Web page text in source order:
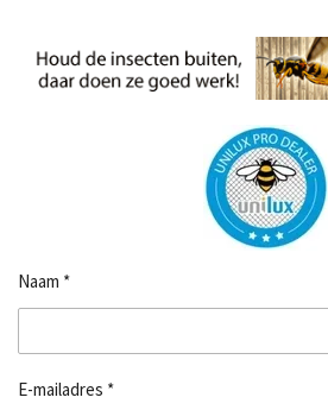
Naam *
E-mailadres *